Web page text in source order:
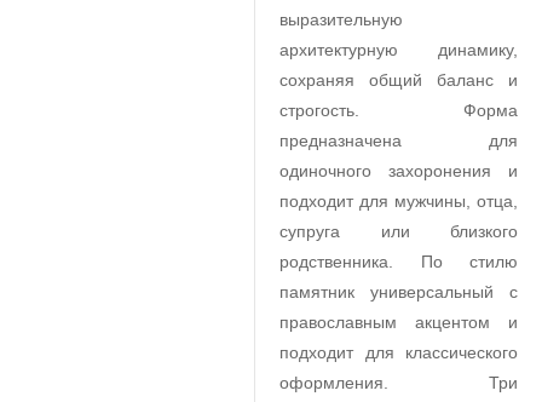
выразительную
архитектурную динамику,
сохраняя общий баланс и
строгость. Форма
предназначена для
одиночного захоронения и
подходит для мужчины, отца,
супруга или близкого
родственника. По стилю
памятник универсальный с
православным акцентом и
подходит для классического
оформления. Три